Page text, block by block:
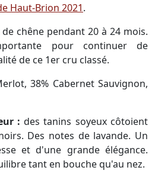
Haut-Brion 2021.
chêne pendant 20 à 24 mois.
pour continuer de
de ce 1er cru classé.
38% Cabernet Sauvignon,
:des tanins soyeux côtoient
Des notes de lavande. Un
et d'une grande élégance.
tant en bouche qu'au nez.